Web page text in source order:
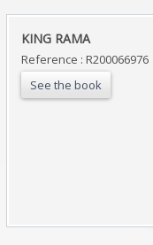
‎KING RAMA‎
Reference : R200066976
See the book